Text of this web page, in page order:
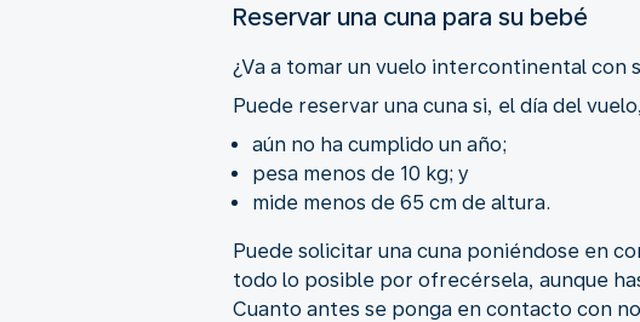
Reservar una cuna para su bebé
¿Va a tomar un vuelo intercontinental con
Puede reservar una cuna si, el día del
aún no ha cumplido un año;
pesa menos de 10 kg; y
mide menos de 65 cm de altura.
Puede solicitar una cuna poniéndose en
todo lo posible por ofrecérsela, aunque
Cuanto antes se ponga en contacto con